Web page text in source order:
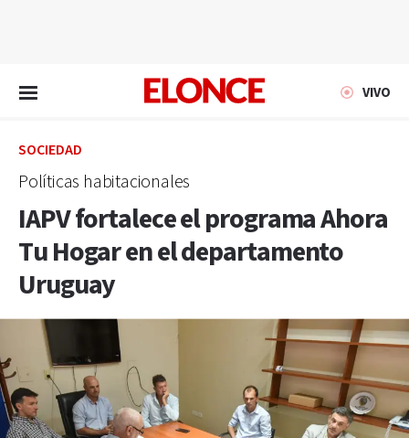
VIVO
SOCIEDAD
Políticas habitacionales
IAPV fortalece el programa Ahora
Tu Hogar en el departamento
Uruguay